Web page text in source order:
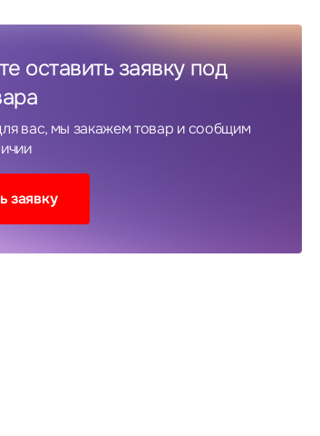
оставить заявку под
вас, мы закажем товар и сообщим
заявку